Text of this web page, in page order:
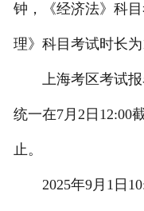
钟，《经济法》科
理》科目考试时长为
上海考区考试报名
统一在7月2日12:00
止。
2025年9月1日